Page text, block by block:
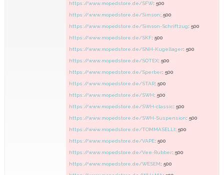
https://www.mopedstore.de/SFW: 500
https://www.mopedstore.de/Simson: 500
https://www.mopedstore.de/Simson-Schriftzug: 500
https://www.mopedstore.de/SKF: 500
https://www.mopedstore.de/SNH-Kugellager: 500
https://www.mopedstore.de/SOTEX: 500
https://www.mopedstore.de/Sperber: 500
https://www.mopedstore.de/STAR: 500
https://www.mopedstore.de/SWH: 500
https://www.mopedstore.de/SWH-classic: 500
https://www.mopedstore.de/SWH-Suspension: 500
https://www.mopedstore.de/TOMMASELLI: 500
https://www.mopedstore.de/VAPE: 500
https://www.mopedstore.de/Vee-Rubber: 500
https://www.mopedstore.de/WESEM: 500